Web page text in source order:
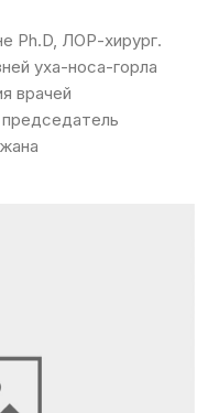
Ph.D, ЛОР-хирург.
уха-носа-горла
врачей